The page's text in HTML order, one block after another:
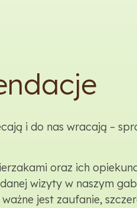
i do nas wracają –
oraz ich
wizyty w naszym
jest zaufanie,